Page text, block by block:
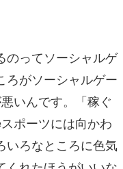
ってソーシャルゲ
ろがソーシャルゲー
いんです。「稼ぐ
ポーツには向かわ
いろなところに色気